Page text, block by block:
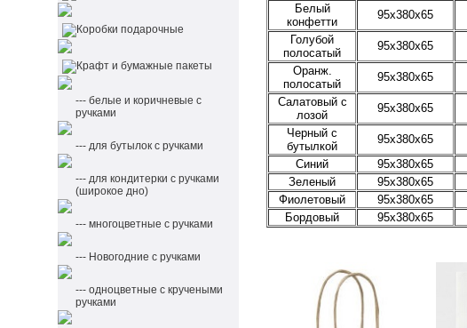
Коробки подарочные
Крафт и бумажные пакеты
--- белые и коричневые с
ручками
--- для бутылок с ручками
--- для кондитерки с ручками
(широкое дно)
--- многоцветные с ручками
--- Новогодние с ручками
--- одноцветные с кручеными
ручками
Белый
конфетти
95x380х65
Голубой
полосатый
95x380х65
Оранж.
полосатый
95x380х65
Салатовый с
лозой
95x380х65
Черный с
бутылкой
95x380х65
Синий
95x380х65
Зеленый
95x380х65
Фиолетовый
95x380х65
Бордовый
95x380х65